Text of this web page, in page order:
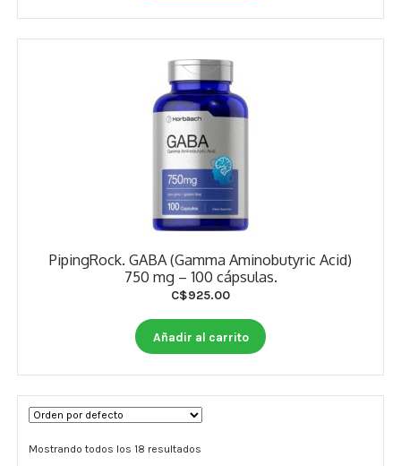
PipingRock. GABA (Gamma Aminobutyric Acid)
750 mg – 100 cápsulas.
C$925.00
Añadir al carrito
Mostrando todos los 18 resultados